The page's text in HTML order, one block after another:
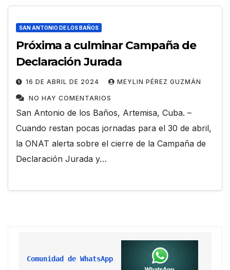
SAN ANTONIO DE LOS BAÑOS
Próxima a culminar Campaña de
Declaración Jurada
16 DE ABRIL DE 2024 MEYLIN PÉREZ GUZMÁN
NO HAY COMENTARIOS
San Antonio de los Baños, Artemisa, Cuba. –
Cuando restan pocas jornadas para el 30 de abril,
la ONAT alerta sobre el cierre de la Campaña de
Declaración Jurada y…
Comunidad de WhatsApp